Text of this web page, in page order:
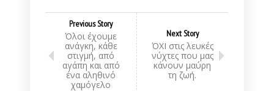
Previous Story
Όλοι έχουμε
ανάγκη, κάθε
στιγμή, από
αγάπη και από
ένα αληθινό
χαμόγελο
Next Story
ΌΧΙ στις λευκές
νύχτες που μας
κάνουν μαύρη
τη ζωή.